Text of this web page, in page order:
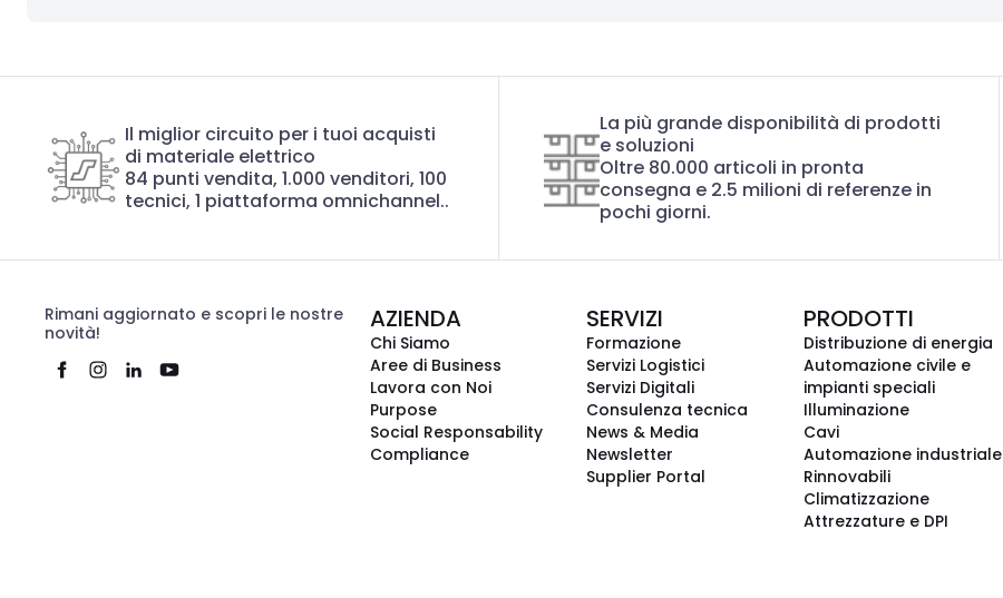
Il miglior circuito per i tuoi acquisti
di materiale elettrico
84 punti vendita, 1.000 venditori, 100
tecnici, 1 piattaforma omnichannel..
La più grande disponibilità di prodotti
e soluzioni
Oltre 80.000 articoli in pronta
consegna e 2.5 milioni di referenze in
pochi giorni.
Rimani aggiornato e scopri le nostre
novità!
AZIENDA
Chi Siamo
Aree di Business
Lavora con Noi
Purpose
Social Responsability
Compliance
SERVIZI
Formazione
Servizi Logistici
Servizi Digitali
Consulenza tecnica
News & Media
Newsletter
Supplier Portal
PRODOTTI
Distribuzione di energia
Automazione civile e
impianti speciali
Illuminazione
Cavi
Automazione industriale
Rinnovabili
Climatizzazione
Attrezzature e DPI